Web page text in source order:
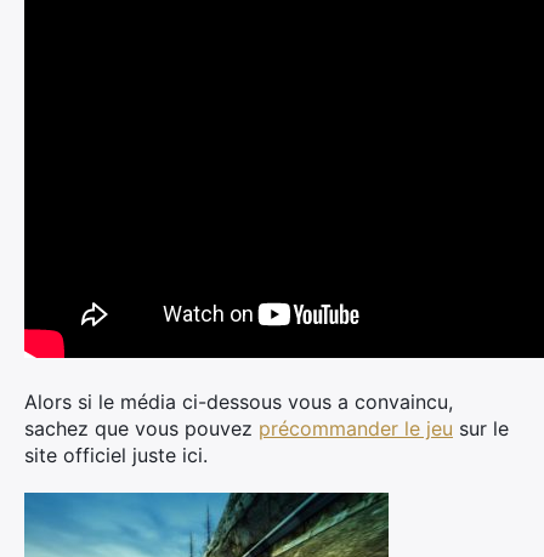
Alors si le média ci-dessous vous a convaincu,
sachez que vous pouvez précommander le jeu sur le
site officiel juste ici.